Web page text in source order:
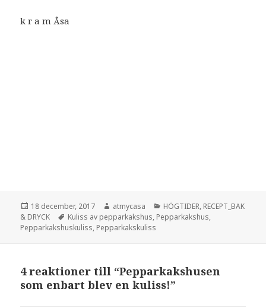
k r a m Åsa
Postat
18 december, 2017 Författare
atmycasa Kategorier
HÖGTIDER, RECEPT_BAK
& DRYCK
Taggar
Kuliss av pepparkakshus, Pepparkakshus,
Pepparkakshuskuliss, Pepparkakskuliss
4 reaktioner till “Pepparkakshusen
som enbart blev en kuliss!”